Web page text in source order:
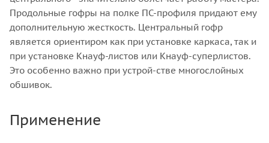
Продольные гофры на полке ПС-профиля придают ему
дополнительную жесткость. Центральный гофр
является ориентиром как при установке каркаса, так и
при установке Кнауф-листов или Кнауф-суперлистов.
Это особенно важно при устрой-стве многослойных
обшивок.
Применение